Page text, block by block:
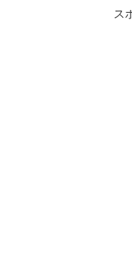
ス